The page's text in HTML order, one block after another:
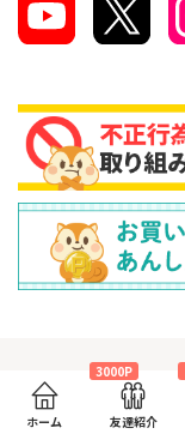
ホーム
3000P
友達紹介